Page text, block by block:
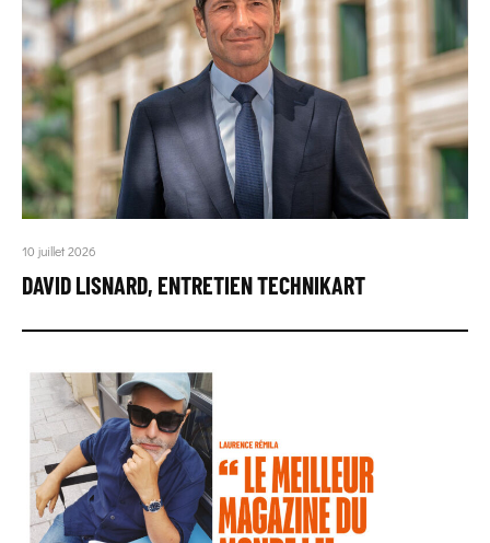
10 juillet 2026
DAVID LISNARD, ENTRETIEN TECHNIKART